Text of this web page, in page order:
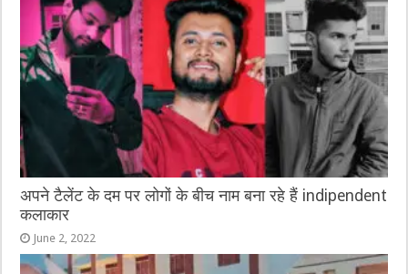
अपने टैलेंट के दम पर लोगों के बीच नाम बना रहे हैं indipendent
कलाकार
June 2, 2022